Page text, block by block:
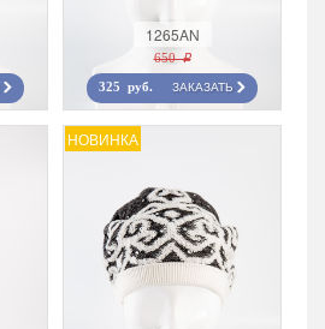
1265AN
650 r
325 руб. ЗАКАЗАТЬ
НОВИНКА